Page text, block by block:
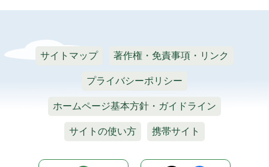
サイトマップ 著作権・免責事項・リンク
プライバシーポリシー
ホームページ基本方針・ガイドライン
サイトの使い方 携帯サイト